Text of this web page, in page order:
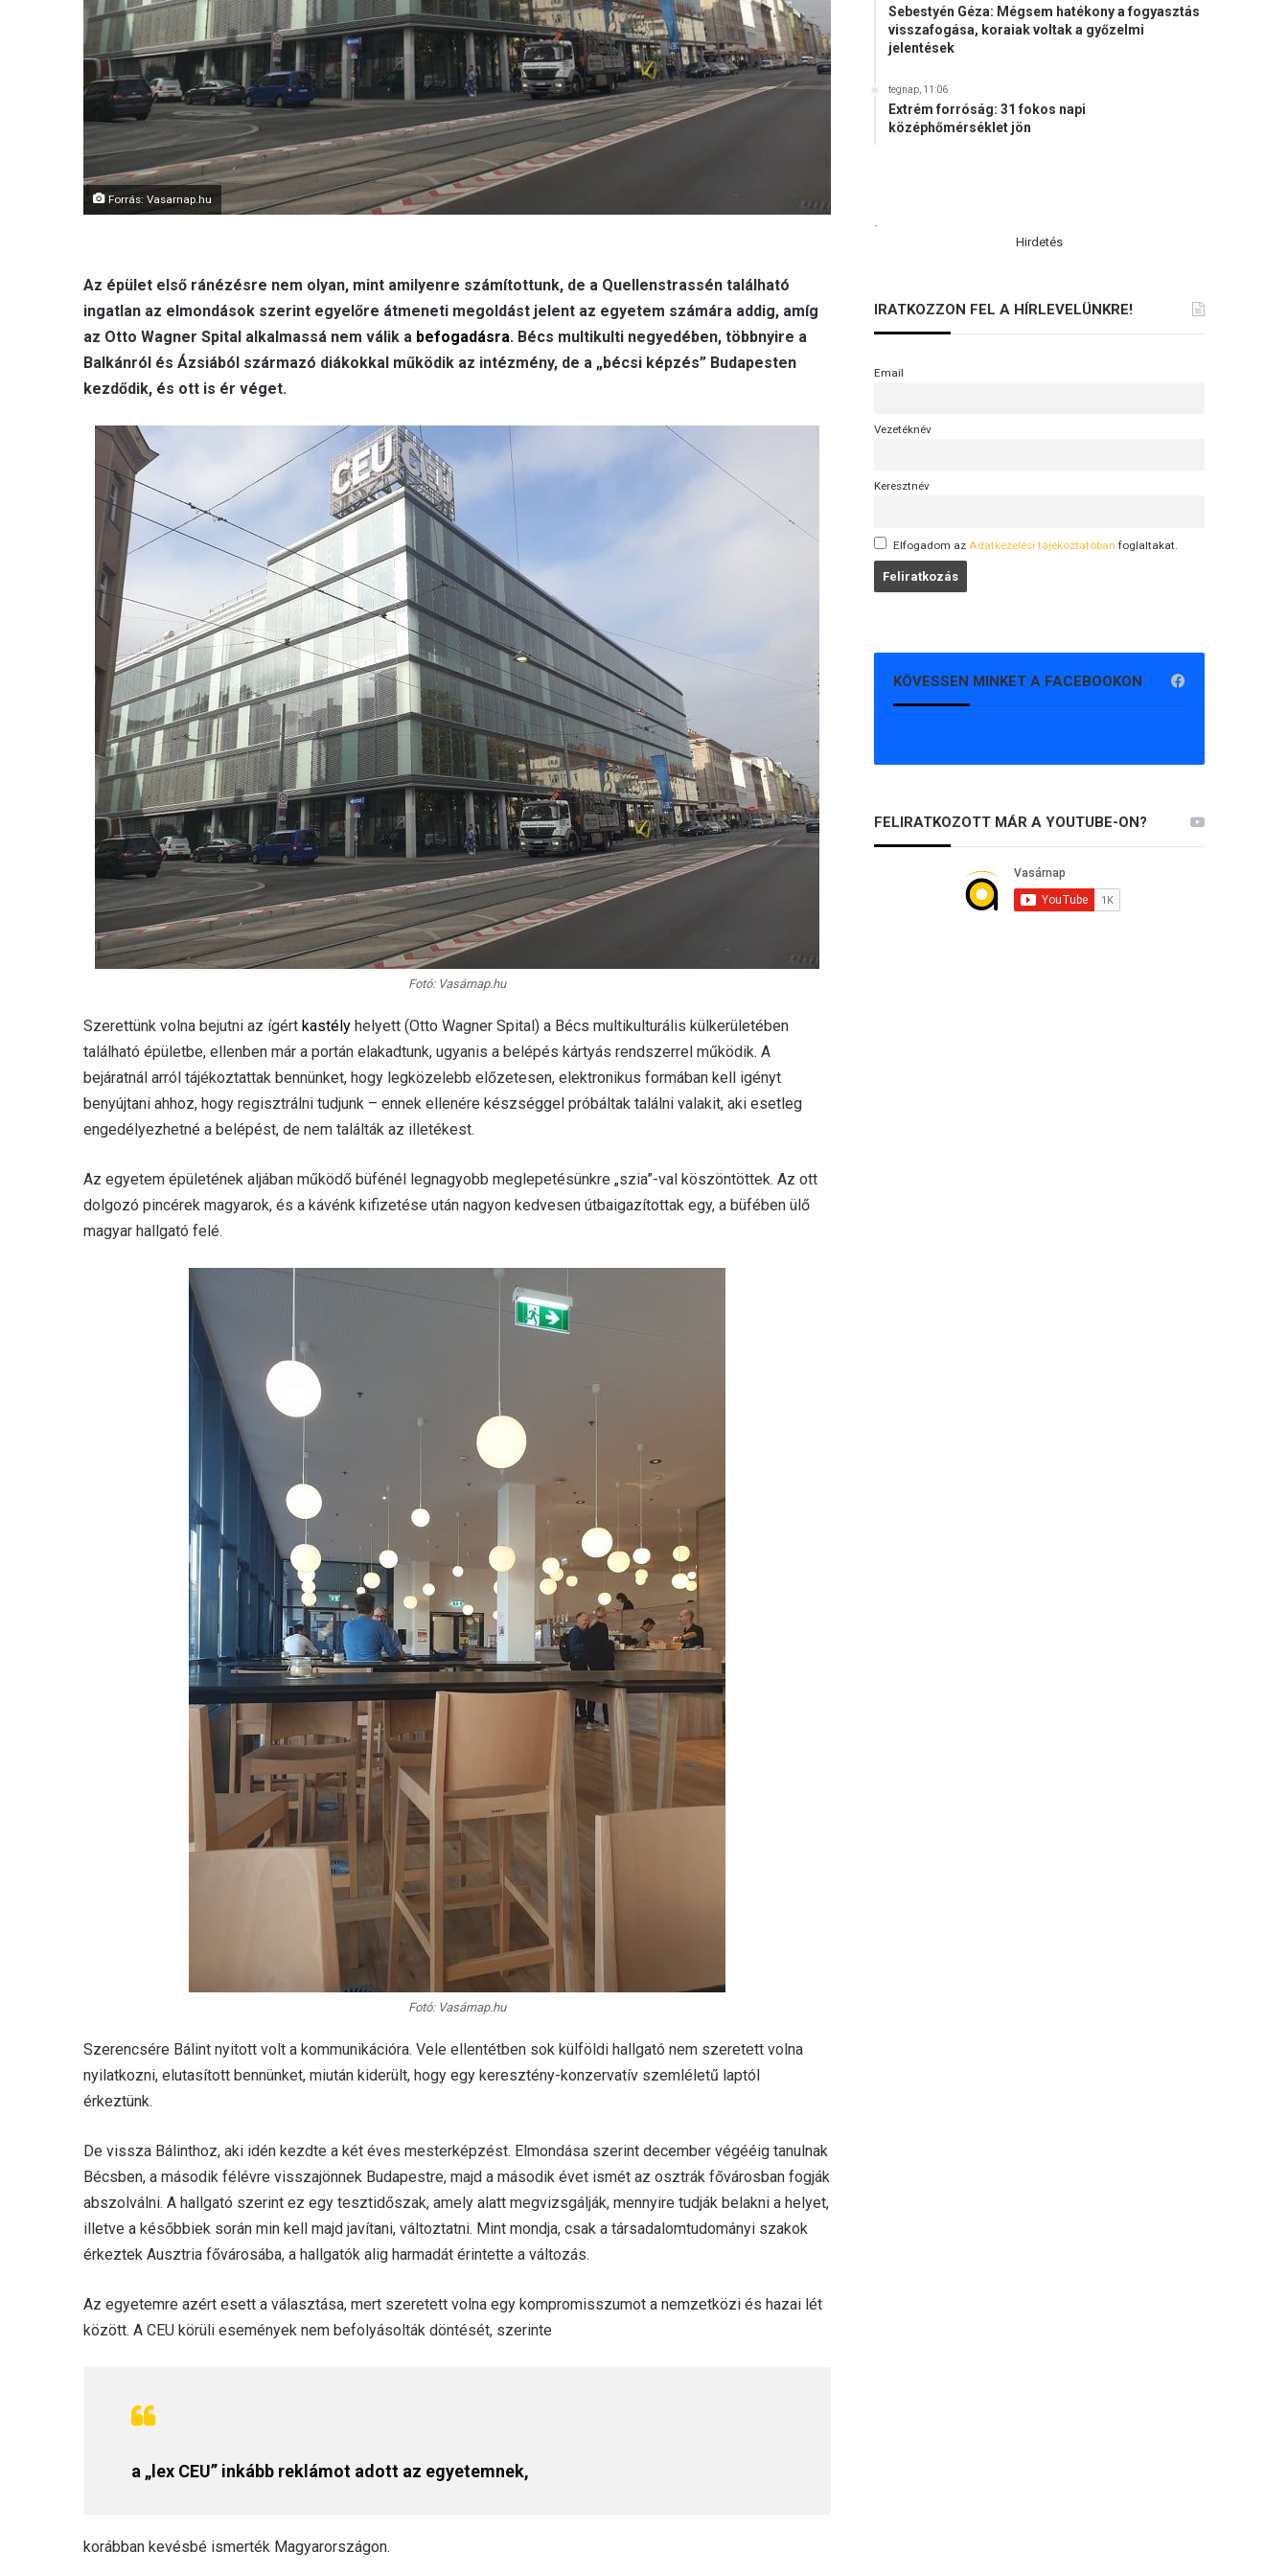
Forrás: Vasarnap.hu
Az épület első ránézésre nem olyan, mint amilyenre számítottunk, de a Quellenstrassén található
ingatlan az elmondások szerint egyelőre átmeneti megoldást jelent az egyetem számára addig, amíg
az Otto Wagner Spital alkalmassá nem válik a befogadásra. Bécs multikulti negyedében, többnyire a
Balkánról és Ázsiából származó diákokkal működik az intézmény, de a „bécsi képzés” Budapesten
kezdődik, és ott is ér véget.
Fotó: Vasárnap.hu
Szerettünk volna bejutni az ígért kastély helyett (Otto Wagner Spital) a Bécs multikulturális külkerületében
található épületbe, ellenben már a portán elakadtunk, ugyanis a belépés kártyás rendszerrel működik. A
bejáratnál arról tájékoztattak bennünket, hogy legközelebb előzetesen, elektronikus formában kell igényt
benyújtani ahhoz, hogy regisztrálni tudjunk – ennek ellenére készséggel próbáltak találni valakit, aki esetleg
engedélyezhetné a belépést, de nem találták az illetékest.
Az egyetem épületének aljában működő büfénél legnagyobb meglepetésünkre „szia”-val köszöntöttek. Az ott
dolgozó pincérek magyarok, és a kávénk kifizetése után nagyon kedvesen útbaigazítottak egy, a büfében ülő
magyar hallgató felé.
Fotó: Vasárnap.hu
Szerencsére Bálint nyitott volt a kommunikációra. Vele ellentétben sok külföldi hallgató nem szeretett volna
nyilatkozni, elutasított bennünket, miután kiderült, hogy egy keresztény-konzervatív szemléletű laptól
érkeztünk.
De vissza Bálinthoz, aki idén kezdte a két éves mesterképzést. Elmondása szerint december végééig tanulnak
Bécsben, a második félévre visszajönnek Budapestre, majd a második évet ismét az osztrák fővárosban fogják
abszolválni. A hallgató szerint ez egy tesztidőszak, amely alatt megvizsgálják, mennyire tudják belakni a helyet,
illetve a későbbiek során min kell majd javítani, változtatni. Mint mondja, csak a társadalomtudományi szakok
érkeztek Ausztria fővárosába, a hallgatók alig harmadát érintette a változás.
Az egyetemre azért esett a választása, mert szeretett volna egy kompromisszumot a nemzetközi és hazai lét
között. A CEU körüli események nem befolyásolták döntését, szerinte
a „lex CEU” inkább reklámot adott az egyetemnek,
korábban kevésbé ismerték Magyarországon.
Sebestyén Géza: Mégsem hatékony a fogyasztás
visszafogása, koraiak voltak a győzelmi
jelentések
tegnap, 11:06
Extrém forróság: 31 fokos napi
középhőmérséklet jön
.
Hirdetés
IRATKOZZON FEL A HÍRLEVELÜNKRE!
Email
Vezetéknév
Keresztnév
Elfogadom az Adatkezelési tájékoztatóban foglaltakat.
KÖVESSEN MINKET A FACEBOOKON
FELIRATKOZOTT MÁR A YOUTUBE-ON?